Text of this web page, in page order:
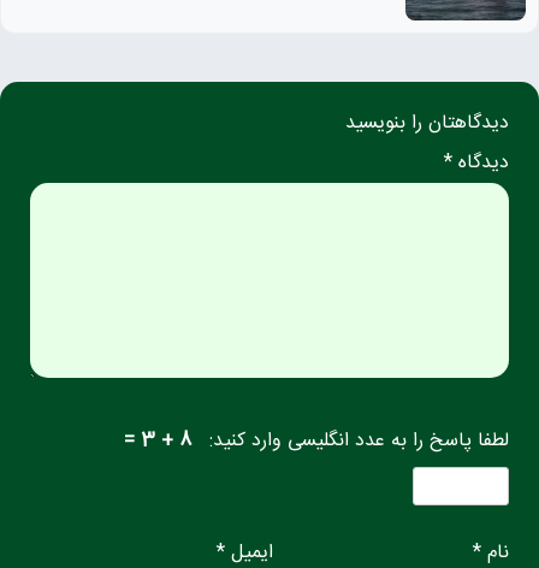
دیدگاهتان را بنویسید
دیدگاه *
لطفا پاسخ را به عدد انگلیسی وارد کنید: 8 + 3 =
نام * ایمیل *